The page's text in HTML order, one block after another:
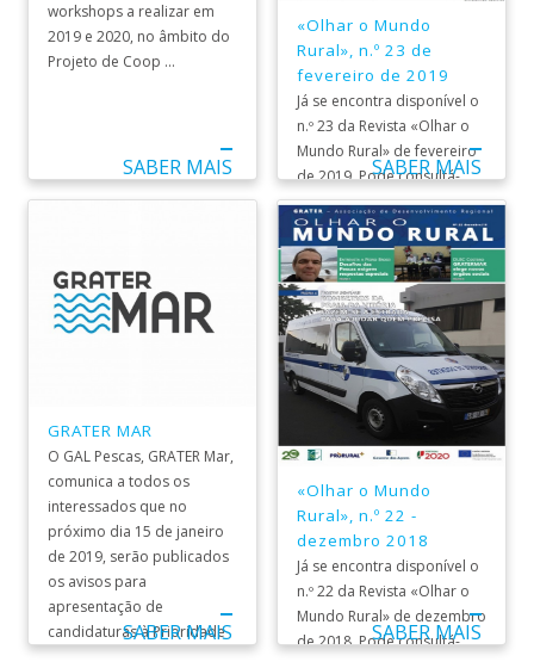
workshops a realizar em
2019 e 2020, no âmbito do
Projeto de Coop ...
SABER MAIS
«Olhar o Mundo
Rural», n.º 23 de
fevereiro de 2019
Já se encontra disponível o
n.º 23 da Revista «Olhar o
Mundo Rural» de fevereiro
de 2019. Pode consultá-
la aqui. ...
SABER MAIS
GRATER MAR
O GAL Pescas, GRATER Mar,
comunica a todos os
interessados que no
próximo dia 15 de janeiro
de 2019, serão publicados
os avisos para
apresentação de
candidaturas à Prioridade
...
SABER MAIS
«Olhar o Mundo
Rural», n.º 22 -
dezembro 2018
Já se encontra disponível o
n.º 22 da Revista «Olhar o
Mundo Rural» de dezembro
de 2018. Pode consultá-
SABER MAIS